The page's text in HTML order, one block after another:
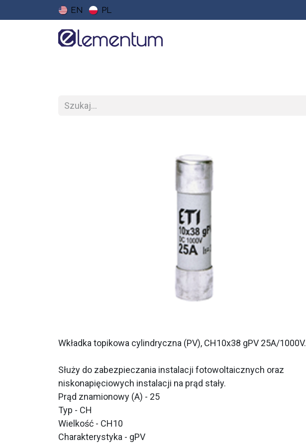
EN PL
Wkładka topikowa cylindryczna (PV), CH10x38 gPV 25A/1000V.
Służy do zabezpieczania instalacji fotowoltaicznych oraz
niskonapięciowych instalacji na prąd stały.
Prąd znamionowy (A) - 25
Typ - CH
Wielkość - CH10
Charakterystyka - gPV